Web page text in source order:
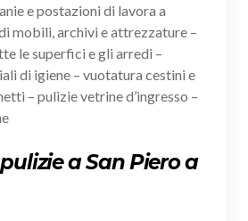
e postazioni di lavora a
mobili, archivi e attrezzature –
le superfici e gli arredi –
di igiene – vuotatura cestini e
– pulizie vetrine d’ingresso –
a San Piero a